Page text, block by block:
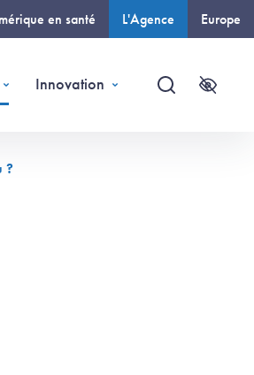
en santé L'Agence Europe
Innovation
Recherche
?